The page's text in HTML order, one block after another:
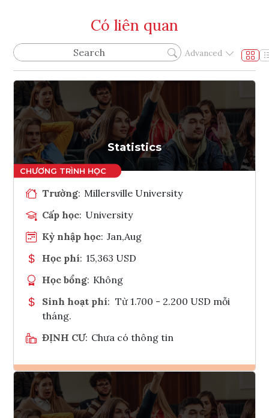
Có liên quan
Advanced
Statistics
Trường: Millersville University
Cấp học: University
Kỳ nhập học: Jan,Aug
Học phí: 15,363 USD
Học bổng: Không
Sinh hoạt phí: Từ 1.700 - 2.200 USD mỗi
tháng.
ĐỊNH CƯ: Chưa có thông tin
Ghi danh